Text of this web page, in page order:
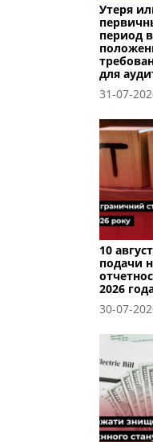
Утеря
период
для
31-07-
10
подачи
2026
30-07-